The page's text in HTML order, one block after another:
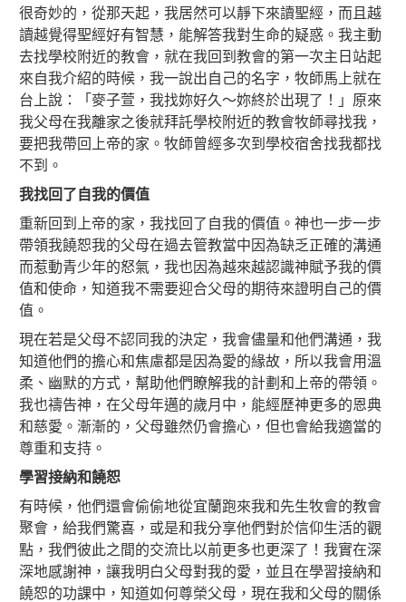
很奇妙的，從那天起，我居然可以靜下來讀聖經，而且越
讀越覺得聖經好有智慧，能解答我對生命的疑惑。我主動
去找學校附近的教會，就在我回到教會的第一次主日站起
來自我介紹的時候，我一說出自己的名字，牧師馬上就在
台上說：「麥子萱，我找妳好久～妳終於出現了！」原來
我父母在我離家之後就拜託學校附近的教會牧師尋找我，
要把我帶回上帝的家。牧師曾經多次到學校宿舍找我都找
不到。
我找回了自我的價值
重新回到上帝的家，我找回了自我的價值。神也一步一步
帶領我饒恕我的父母在過去管教當中因為缺乏正確的溝通
而惹動青少年的怒氣，我也因為越來越認識神賦予我的價
值和使命，知道我不需要迎合父母的期待來證明自己的價
值。
現在若是父母不認同我的決定，我會儘量和他們溝通，我
知道他們的擔心和焦慮都是因為愛的緣故，所以我會用溫
柔、幽默的方式，幫助他們瞭解我的計劃和上帝的帶領。
我也禱告神，在父母年邁的歲月中，能經歷神更多的恩典
和慈愛。漸漸的，父母雖然仍會擔心，但也會給我適當的
尊重和支持。
學習接納和饒恕
有時候，他們還會偷偷地從宜蘭跑來我和先生牧會的教會
聚會，給我們驚喜，或是和我分享他們對於信仰生活的觀
點，我們彼此之間的交流比以前更多也更深了！我實在深
深地感謝神，讓我明白父母對我的愛，並且在學習接納和
饒恕的功課中，知道如何尊榮父母，現在我和父母的關係